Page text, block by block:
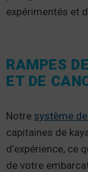
expérimentés et
RAMPES
ET DE
Notre système
capitaines de
d’expérience, ce
de votre